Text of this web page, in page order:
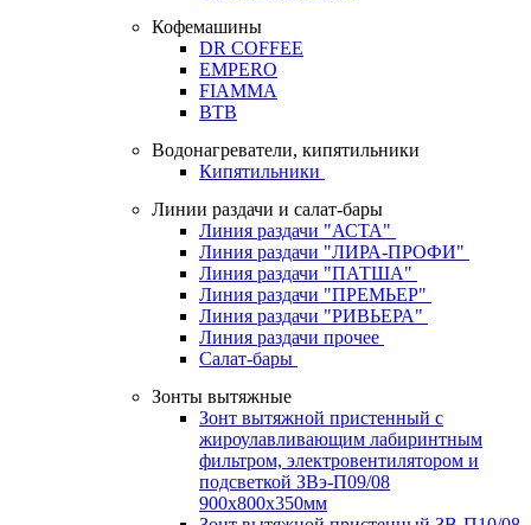
Кофемашины
DR COFFEE
EMPERO
FIAMMA
BTB
Водонагреватели, кипятильники
Кипятильники
Линии раздачи и салат-бары
Линия раздачи "АСТА"
Линия раздачи "ЛИРА-ПРОФИ"
Линия раздачи "ПАТША"
Линия раздачи "ПРЕМЬЕР"
Линия раздачи "РИВЬЕРА"
Линия раздачи прочее
Салат-бары
Зонты вытяжные
Зонт вытяжной пристенный с
жироулавливающим лабиринтным
фильтром, электровентилятором и
подсветкой ЗВэ-П09/08
900х800х350мм